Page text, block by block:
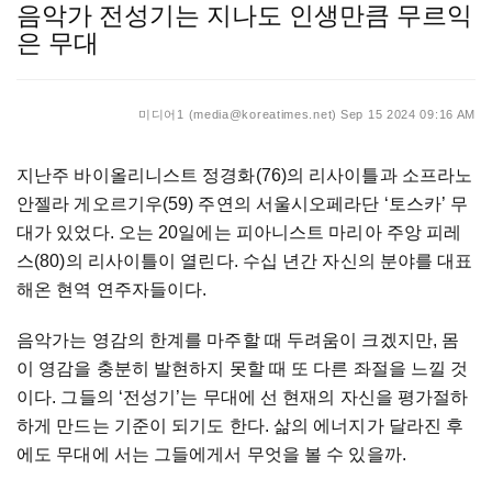
음악가 전성기는 지나도 인생만큼 무르익
은 무대
미디어1 (media@koreatimes.net) Sep 15 2024 09:16 AM
지난주 바이올리니스트 정경화(76)의 리사이틀과 소프라노
안젤라 게오르기우(59) 주연의 서울시오페라단 ‘토스카’ 무
대가 있었다. 오는 20일에는 피아니스트 마리아 주앙 피레
스(80)의 리사이틀이 열린다. 수십 년간 자신의 분야를 대표
해온 현역 연주자들이다.
음악가는 영감의 한계를 마주할 때 두려움이 크겠지만, 몸
이 영감을 충분히 발현하지 못할 때 또 다른 좌절을 느낄 것
이다. 그들의 ‘전성기’는 무대에 선 현재의 자신을 평가절하
하게 만드는 기준이 되기도 한다. 삶의 에너지가 달라진 후
에도 무대에 서는 그들에게서 무엇을 볼 수 있을까.